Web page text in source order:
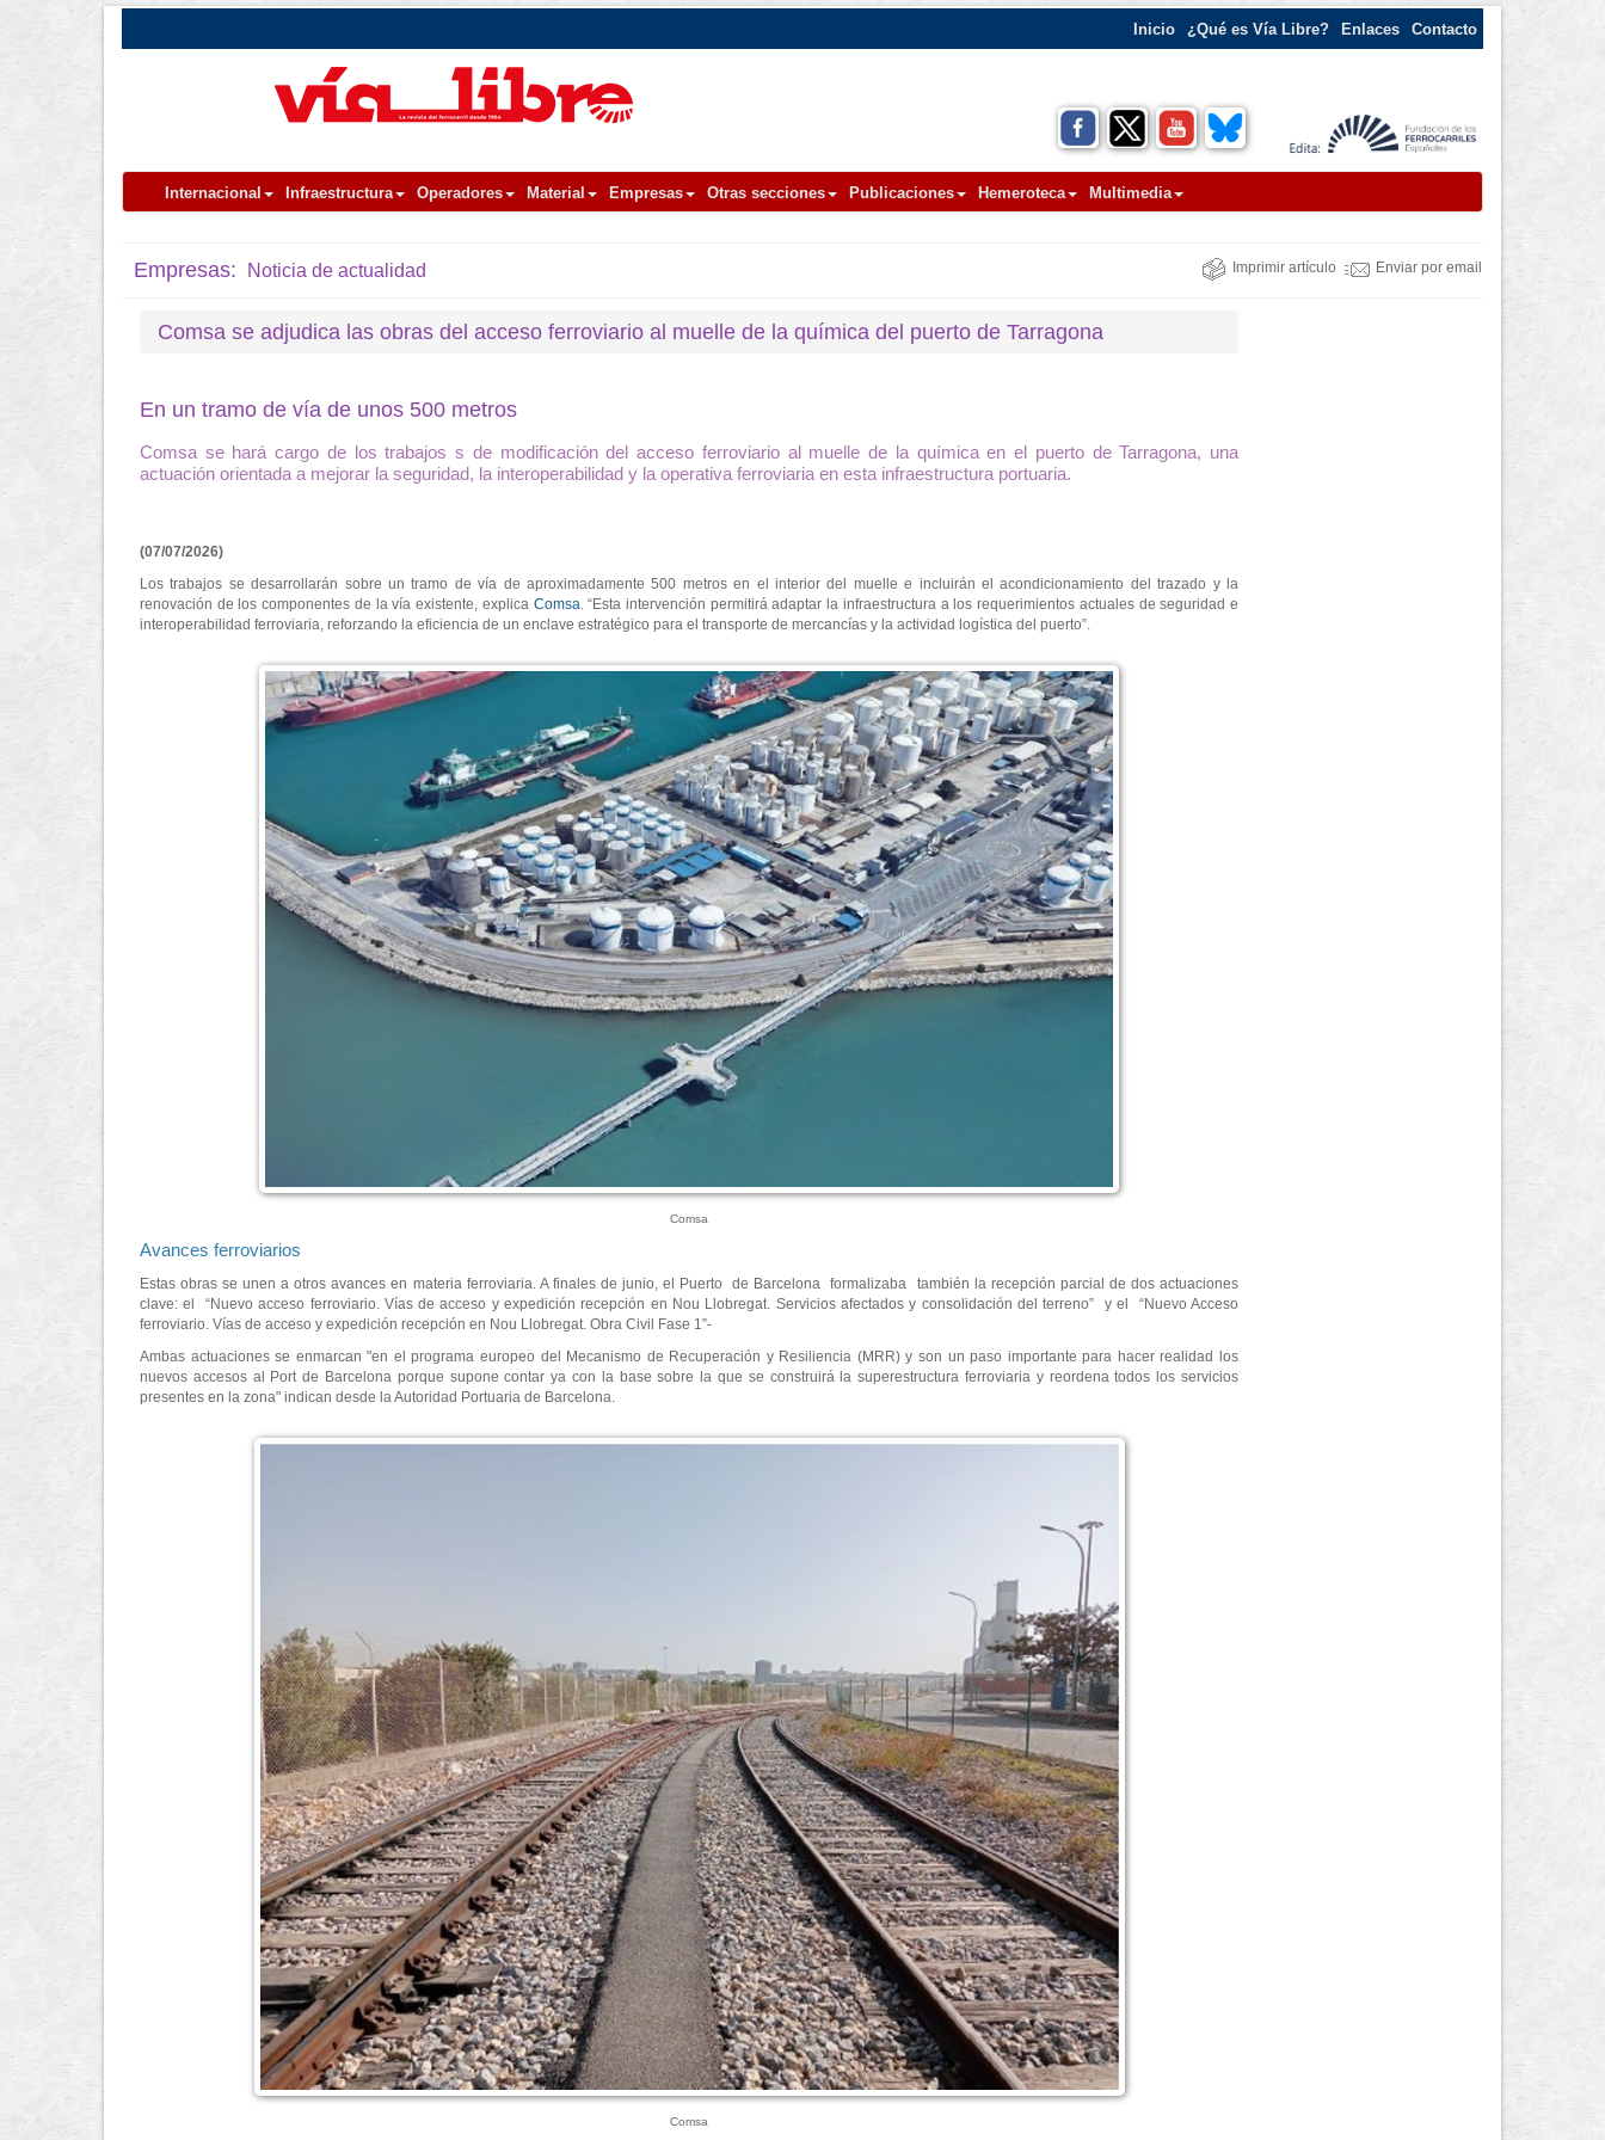
Inicio ¿Qué es Vía Libre? Enlaces Contacto
Internacional Infraestructura Operadores Material Empresas Otras secciones Publicaciones Hemeroteca Multimedia
Empresas: Noticia de actualidad Imprimir artículo Enviar por email
Comsa se adjudica las obras del acceso ferroviario al muelle de la química del puerto de Tarragona
En un tramo de vía de unos 500 metros
Comsa se hará cargo de los trabajos s de modificación del acceso ferroviario al muelle de la química en el puerto de Tarragona, una
actuación orientada a mejorar la seguridad, la interoperabilidad y la operativa ferroviaria en esta infraestructura portuaria.
(07/07/2026)
Los trabajos se desarrollarán sobre un tramo de vía de aproximadamente 500 metros en el interior del muelle e incluirán el acondicionamiento del trazado y la
renovación de los componentes de la vía existente, explica Comsa. “Esta intervención permitirá adaptar la infraestructura a los requerimientos actuales de seguridad e
interoperabilidad ferroviaria, reforzando la eficiencia de un enclave estratégico para el transporte de mercancías y la actividad logística del puerto”.
Comsa
Avances ferroviarios
Estas obras se unen a otros avances en materia ferroviaria. A finales de junio, el Puerto de Barcelona formalizaba también la recepción parcial de dos actuaciones
clave: el “Nuevo acceso ferroviario. Vías de acceso y expedición recepción en Nou Llobregat. Servicios afectados y consolidación del terreno” y el “Nuevo Acceso
ferroviario. Vías de acceso y expedición recepción en Nou Llobregat. Obra Civil Fase 1”-
Ambas actuaciones se enmarcan "en el programa europeo del Mecanismo de Recuperación y Resiliencia (MRR) y son un paso importante para hacer realidad los
nuevos accesos al Port de Barcelona porque supone contar ya con la base sobre la que se construirá la superestructura ferroviaria y reordena todos los servicios
presentes en la zona" indican desde la Autoridad Portuaria de Barcelona.
Comsa